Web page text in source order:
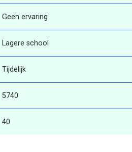
Geen ervaring
Lagere school
Tijdelijk
5740
40